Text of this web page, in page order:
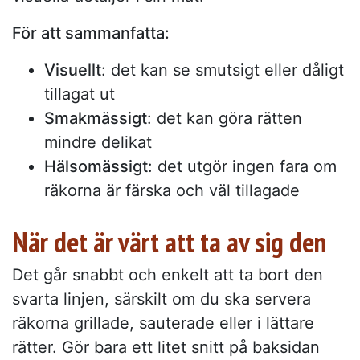
För att sammanfatta:
Visuellt: det kan se smutsigt eller dåligt
tillagat ut
Smakmässigt: det kan göra rätten
mindre delikat
Hälsomässigt: det utgör ingen fara om
räkorna är färska och väl tillagade
När det är värt att ta av sig den
Det går snabbt och enkelt att ta bort den
svarta linjen, särskilt om du ska servera
räkorna grillade, sauterade eller i lättare
rätter. Gör bara ett litet snitt på baksidan